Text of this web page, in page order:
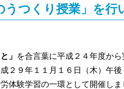
うつくり授業」を行
」 を合言葉に平成２４年度か
２９年１１月１６日（木）午
体験学習の一環として開催しま